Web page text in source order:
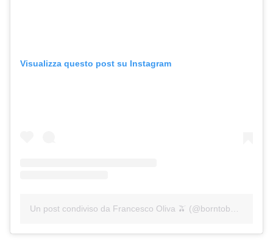
Visualizza questo post su Instagram